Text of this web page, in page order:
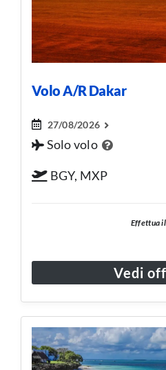
Volo A/R Dakar
27/08/2026
Solo volo
BGY, MXP
Effettua
Vedi